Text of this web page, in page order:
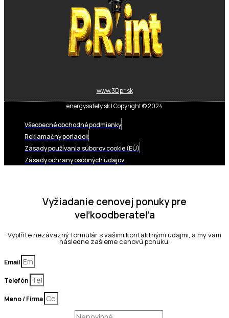
www.3Dpr.sk
energysafety.sk | Copyright © 2024
Všeobecné obchodné podmienky
Reklamačný poriadok
Zásady používania súborov cookie (EÚ)
Zásady ochrany osobných údajov
Vyžiadanie cenovej ponuky pre
veľkoodberateľa
Vyplňte nezáväzný formulár s vašimi kontaktnými údajmi, a my vám
následne zašleme cenovú ponuku.
Email
Telefón
Meno / Firma